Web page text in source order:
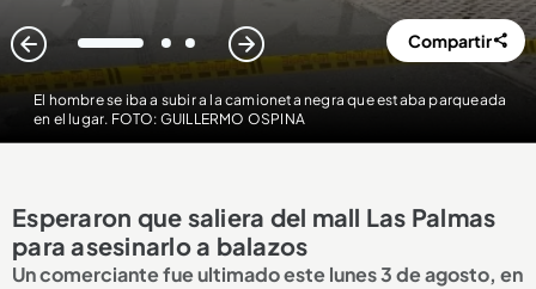
El hombre se iba a subir a la camioneta negra que estaba parqueada
en el lugar. FOTO: GUILLERMO OSPINA
1 2 3 Compartir
Esperaron que saliera del mall Las Palmas
para asesinarlo a balazos
Un comerciante fue ultimado este lunes 3 de agosto, en